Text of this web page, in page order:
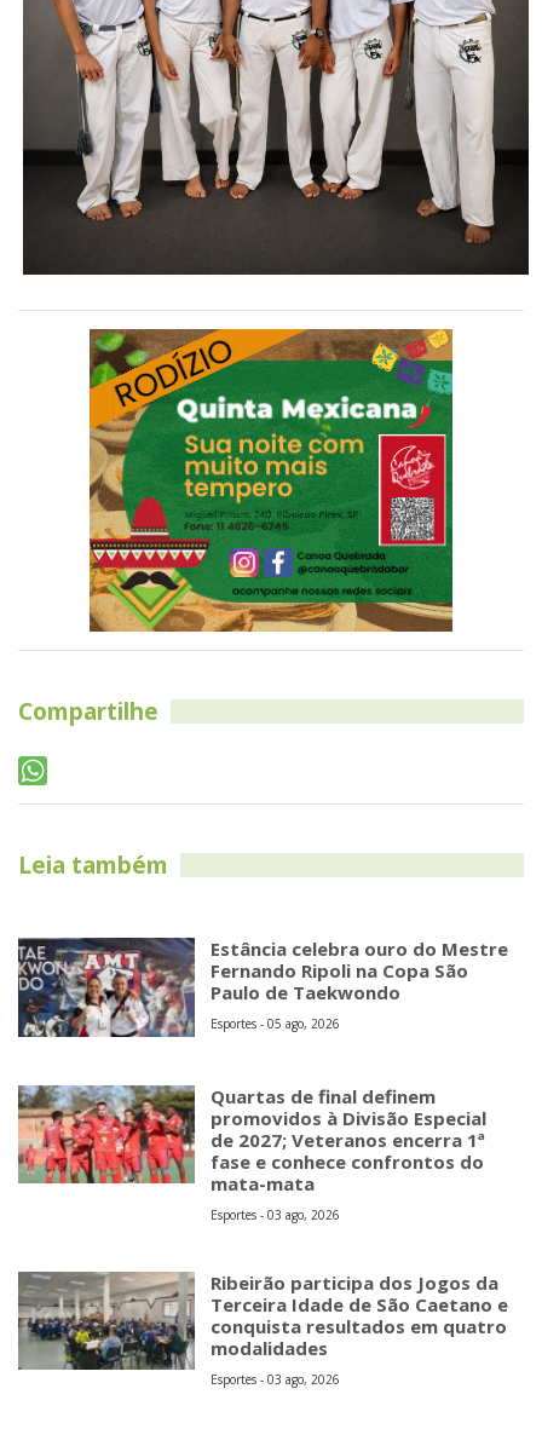
Compartilhe
Leia também
Estância celebra ouro do Mestre
Fernando Ripoli na Copa São
Paulo de Taekwondo
Esportes - 05 ago, 2026
Quartas de final definem
promovidos à Divisão Especial
de 2027; Veteranos encerra 1ª
fase e conhece confrontos do
mata-mata
Esportes - 03 ago, 2026
Ribeirão participa dos Jogos da
Terceira Idade de São Caetano e
conquista resultados em quatro
modalidades
Esportes - 03 ago, 2026